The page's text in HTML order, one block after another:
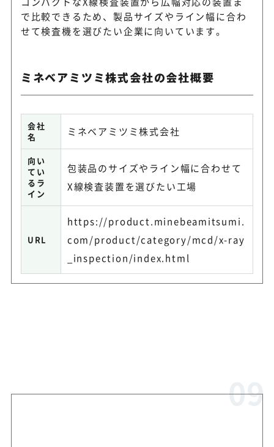
で比較できるため、製品サイズやライン幅に合わ
せて検査機を選びたい企業に向いています。
ミネベアミツミ株式会社の会社概要
会社
名
ミネベアミツミ株式会社
向い
てい
るラ
イン
包装品のサイズやライン幅に合わせて
X線検査装置を選びたい工場
URL
https://product.minebeamitsumi.
com/product/category/mcd/x-ray
_inspection/index.html